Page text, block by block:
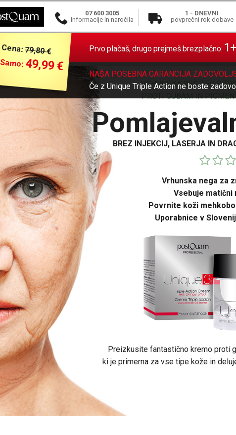
07 600 3005
Informacije in naročila
1 - DNEVNI
povprečni rok dobave
Prvo plačaš, drugo prejmeš brezplačno:
NAŠA POSEBNA GARANCIJA
Če z Unique Triple Action ne boste
Cena:79,80 €
Samo:49,99 €
VRHUNSKA REŠITEV S
PROTI GUBAM IN
BREZ INJEKCIJ, LASERJA IN
Vrhunska nega za
Vsebuje matični
Povrnite koži
Uporabnice v
Preizkusite fantastično kremo proti
ki je primerna za vse tipe kože in